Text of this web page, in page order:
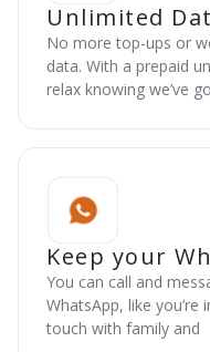
Unlimited
No more top-ups or
data. With a prepaid
relax knowing we’ve
Keep your
You can call and
WhatsApp, like you’re
touch with family and